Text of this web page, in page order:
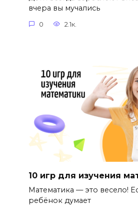
вчера вы мучались
0 2.1к.
10 игр для изучения
Математика — это весело!
ребёнок думает